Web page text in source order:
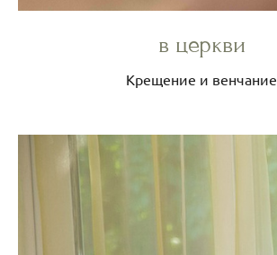
в церкви
Крещение и венчание